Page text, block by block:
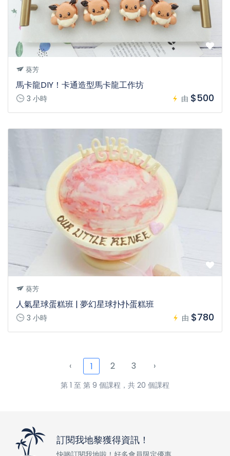
葵芳
馬卡龍DIY！卡通造型馬卡龍工作坊
3 小時 由 $500
葵芳
人氣星球蛋糕班 | 夢幻星球扑扑蛋糕班
3 小時 由 $780
‹ 1 2 3 ›
第 1 至 第 9 個課程，共 20 個課程
訂閱我地黎獲得資訊！